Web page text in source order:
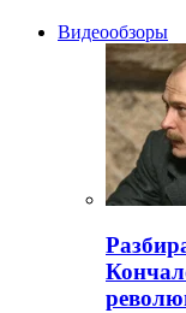
Видеообзоры